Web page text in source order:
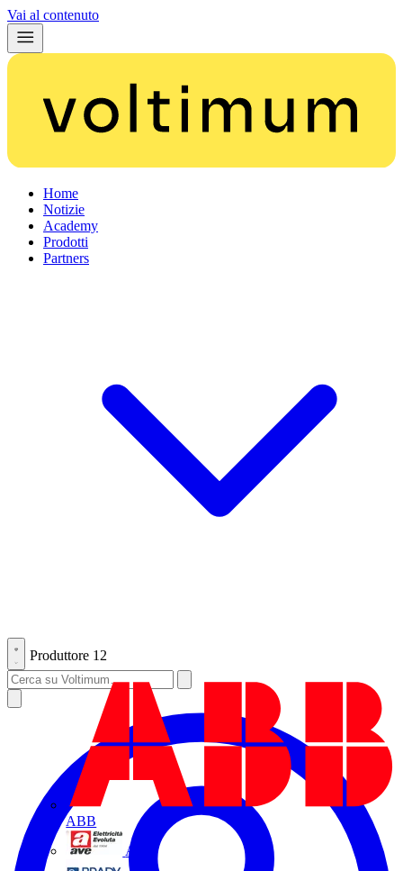
Vai al contenuto
Home
Notizie
Academy
Prodotti
Partners
Produttore 12
ABB
AVE